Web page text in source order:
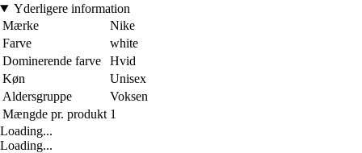
Yderligere information
Mærke
Nike
Farve
white
Dominerende farve
Hvid
Køn
Unisex
Aldersgruppe
Voksen
Mængde pr. produkt 1
Loading...
Loading...